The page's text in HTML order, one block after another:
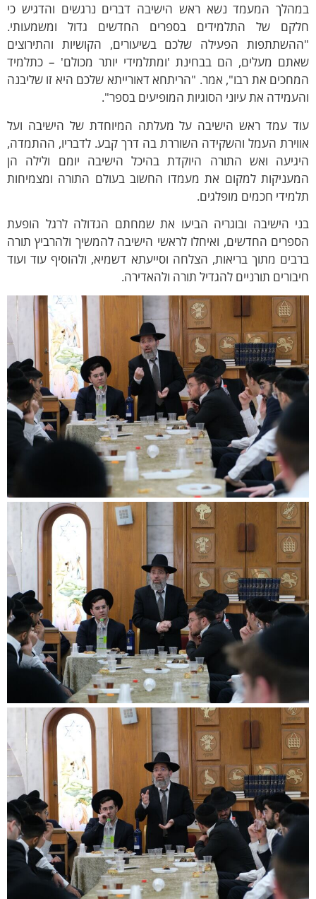
המעמד נשא ראש הישיבה דברים נרגשים והדגיש כי
של התלמידים בספרים החדשים גדול ומשמעותי.
הפעילה שלכם בשיעורים, הקושיות והתירוצים
מעלים, הם בבחינת 'ומתלמידי יותר מכולם' – כתלמיד
את רבו", אמר. "הריתחא דאורייתא שלכם היא זו שליבנה
את עיוני הסוגיות המופיעים בספר".
עמד ראש הישיבה על מעלתה המיוחדת של הישיבה ועל
העמל והשקידה השוררת בה דרך קבע. לדבריו, ההתמדה,
ואש התורה היוקדת בהיכל הישיבה יומם ולילה הן
למקום את מעמדו החשוב בעולם התורה ומצמיחות
חכמים מופלגים.
הישיבה ובוגריה הביעו את שמחתם הגדולה לרגל הופעת
החדשים, ואיחלו לראשי הישיבה להמשיך ולהרביץ תורה
מתוך בריאות, הצלחה וסייעתא דשמיא, ולהוסיף עוד ועוד
תורניים להגדיל תורה ולהאדירה.